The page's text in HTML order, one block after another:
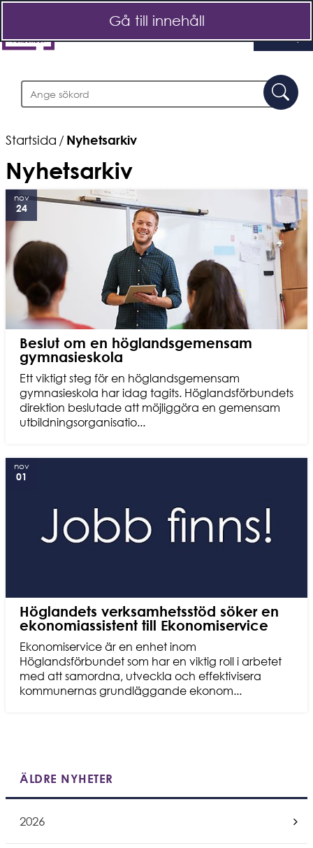
Gå till innehåll
Sök
Startsida /Nyhetsarkiv
Nyhetsarkiv
nov
24
Beslut om en höglandsgemensam
gymnasieskola
Ett viktigt steg för en höglandsgemensam
gymnasieskola har idag tagits. Höglandsförbundets
direktion beslutade att möjliggöra en gemensam
utbildningsorganisatio...
nov
01
Höglandets verksamhetsstöd söker en
ekonomiassistent till Ekonomiservice
Ekonomiservice är en enhet inom
Höglandsförbundet som har en viktig roll i arbetet
med att samordna, utveckla och effektivisera
kommunernas grundläggande ekonom...
ÄLDRE NYHETER
2026